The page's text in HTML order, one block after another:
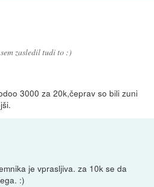
zasledil tudi to :)
3000 za 20k,čeprav so bili zuni
je vprasljiva. za 10k se da
:)